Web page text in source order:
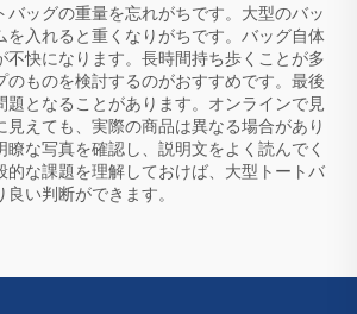
バッグの重量を忘れがちです。大型のバッ
を入れると重くなりがちです。バッグ自体
不快になります。長時間持ち歩くことが多
のものを検討するのがおすすめです。最後
題となることがあります。オンラインで見
見えても、実際の商品は異なる場合があり
瞭な写真を確認し、説明文をよく読んでく
的な課題を理解しておけば、大型トートバ
い判断ができます。